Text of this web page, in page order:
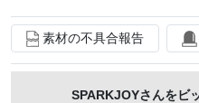
素材の不具合報告
SPARKJOYさんをビ